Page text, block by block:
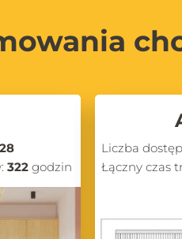
28
322godzin
Liczba
Łączny czas